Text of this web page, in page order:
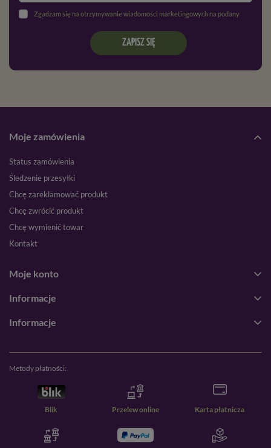
Zgadzam się na otrzymywanie wiadomości marketingowych na podany adres e-mail oraz przetwarzanie danych osobowych zgodnie z
ZAPISZ SIĘ
Moje zamówienia
Status zamówienia
Śledzenie przesyłki
Chcę zareklamować produkt
Chcę zwrócić produkt
Chcę wymienić towar
Kontakt
Moje konto
Informacje
Informacje
Metody płatności:
Blik Przelew online Karta płatnicza